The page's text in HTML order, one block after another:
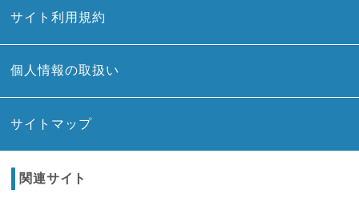
サイト利用規約
個人情報の取扱い
サイトマップ
関連サイト